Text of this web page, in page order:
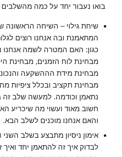
בואו נעבור יחד על כמה
שיחת גילוי – השיחה
המתאמנת ובה אנחנו רוצים
כגון: האם המטרה לשמה אנחנו
מבחינת לוח הזמנים, מבחינת
מבחינת מידת הההשקעה
מבחינת תקציב ובכלל ציפיות
נתאמן וכודמה. למעשה שלב זה
חשוב מאוד ועשוי מה שיכריע
והאם אנחנו מוכנים לשלב הבא.
אימון ניסיון מתבצע בשלב השני
לבדוק איך זה להתאמן יחד ואיך